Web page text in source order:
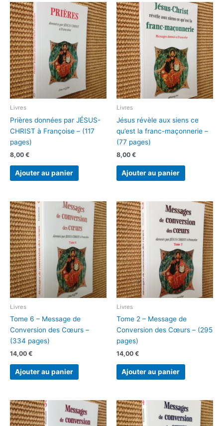
Livres
Prières données par JÉSUS-
CHRIST à Françoise – (117
pages)
8,00 €
Ajouter au panier
Livres
Jésus révèle aux siens ce
qu’est la franc-maçonnerie –
(77 pages)
8,00 €
Ajouter au panier
Livres
Tome 6 – Message de
Conversion des Cœurs –
(334 pages)
14,00 €
Ajouter au panier
Livres
Tome 2 – Message de
Conversion des Cœurs – (295
pages)
14,00 €
Ajouter au panier